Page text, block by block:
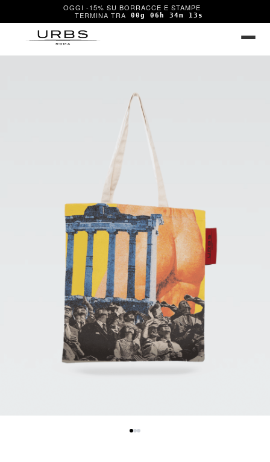
OGGI -15% SU BORRACCE E STAMPE
00g 06h 34m 13s